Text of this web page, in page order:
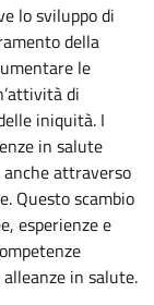
lo sviluppo di
della
le
di
iniquità. I
in salute
attraverso
Questo scambio
esperienze e
in salute.